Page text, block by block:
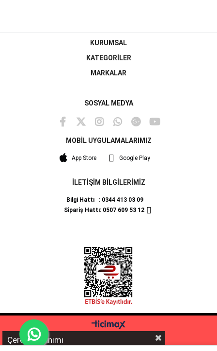
KURUMSAL
KATEGORİLER
MARKALAR
SOSYAL MEDYA
MOBİL UYGULAMALARIMIZ
App Store Google Play
İLETİŞİM BİLGİLERİMİZ
Bilgi Hattı : 0344 413 03 09
Sipariş Hattı: 0507 609 53 12
Çerez Kullanımı